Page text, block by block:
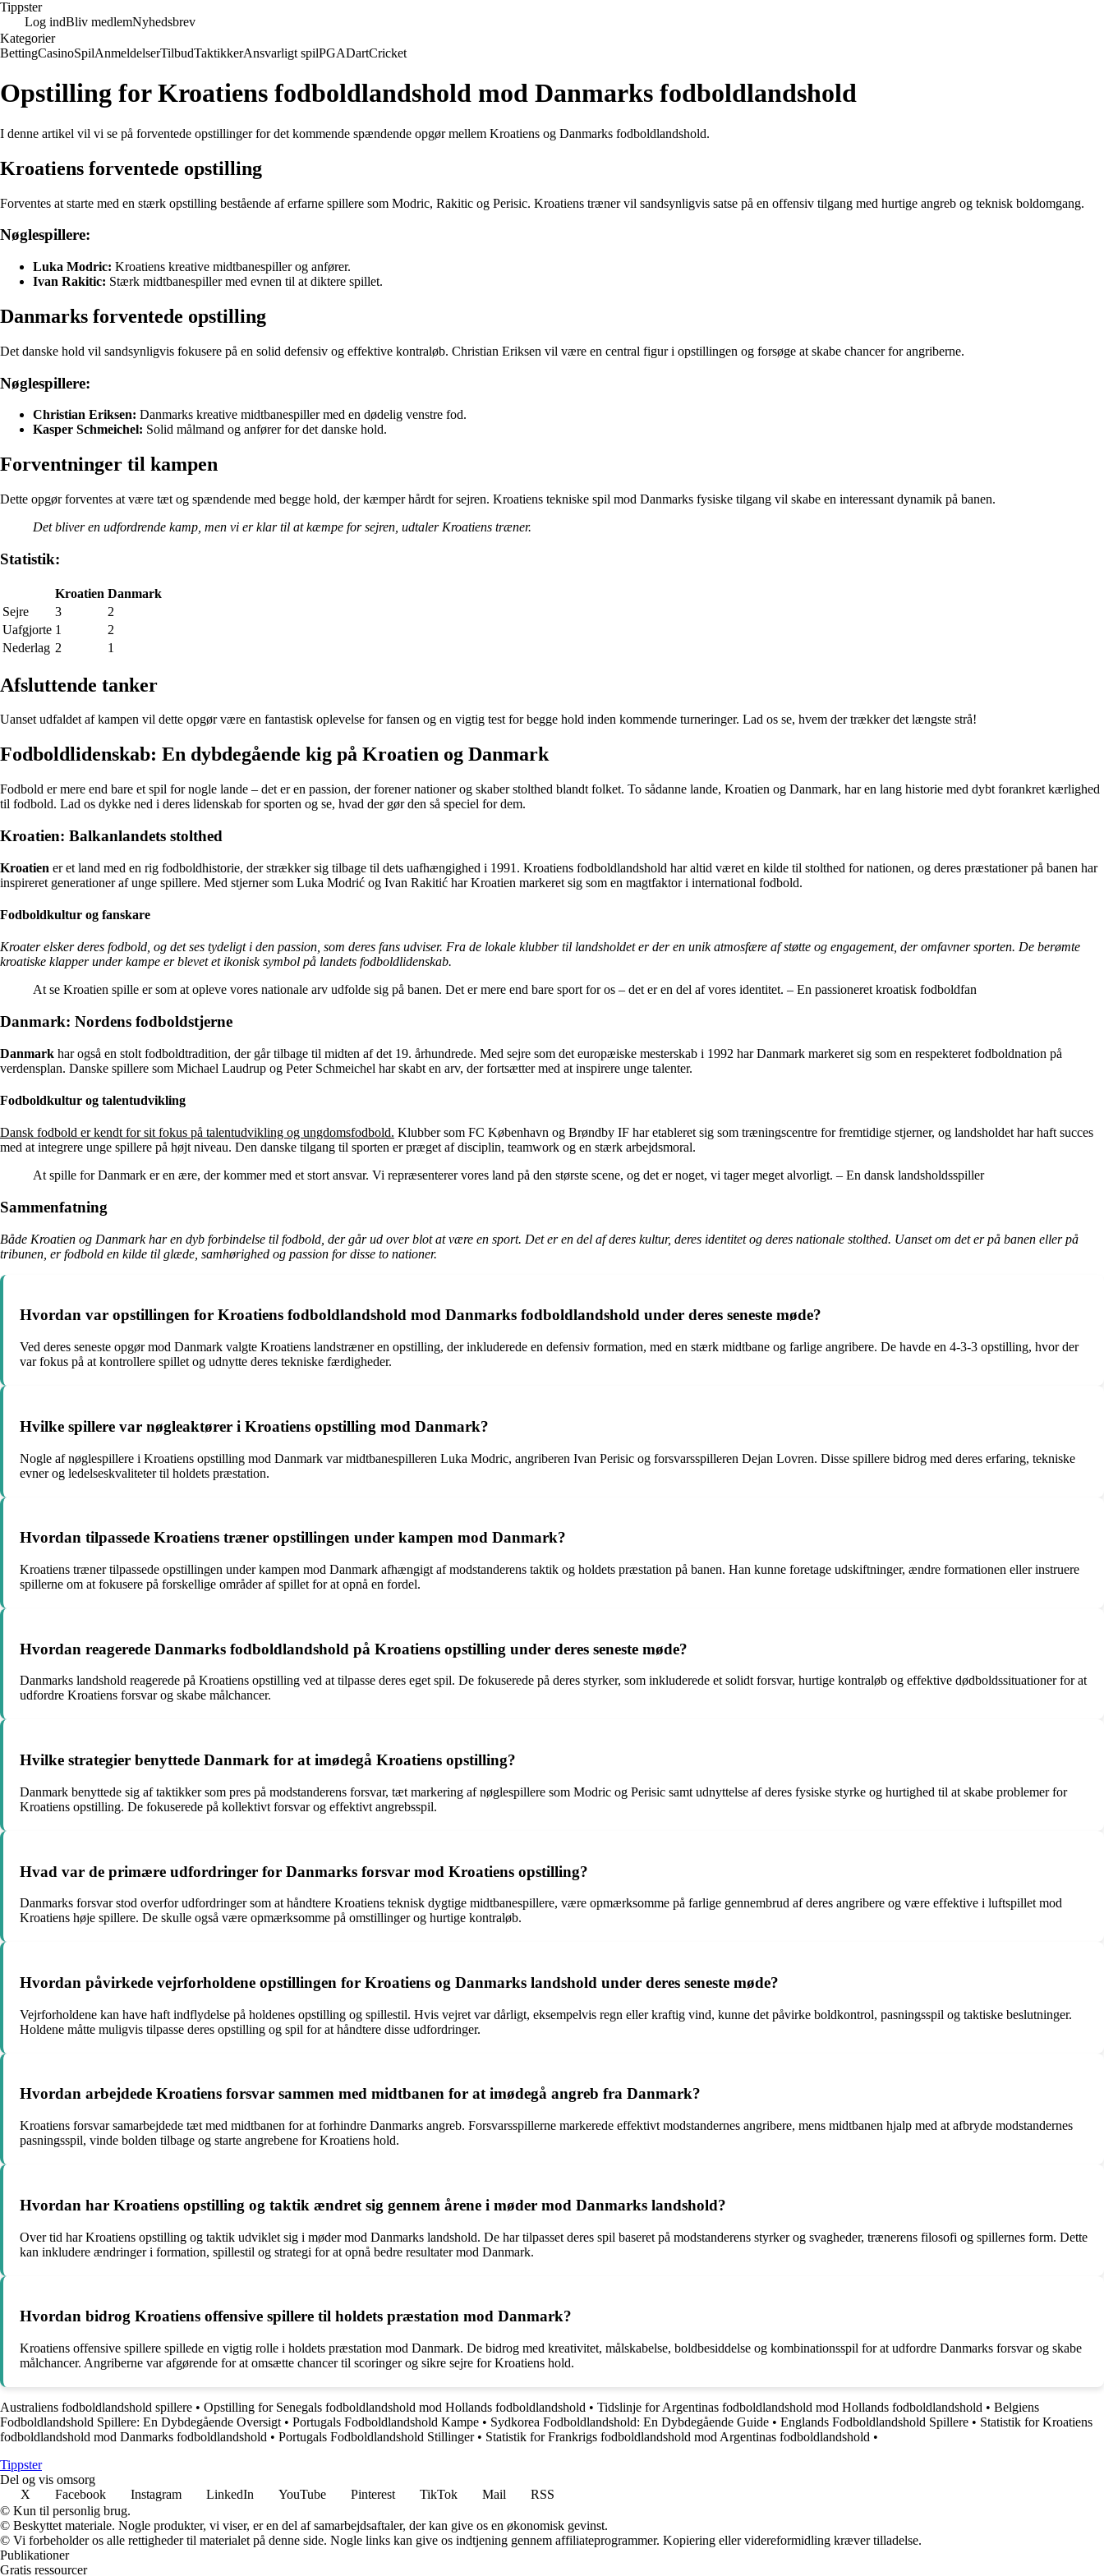
Tippster
Log indBliv medlemNyhedsbrev
Kategorier
BettingCasinoSpilAnmeldelserTilbudTaktikkerAnsvarligt spilPGADartCricket
Opstilling for Kroatiens fodboldlandshold mod Danmarks fodboldlandshold
I denne artikel vil vi se på forventede opstillinger for det kommende spændende opgør mellem Kroatiens og Danmarks fodboldlandshold.
Kroatiens forventede opstilling
Forventes at starte med en stærk opstilling bestående af erfarne spillere som Modric, Rakitic og Perisic. Kroatiens træner vil sandsynligvis satse på en offensiv tilgang med hurtige angreb og teknisk boldomgang.
Nøglespillere:
Luka Modric: Kroatiens kreative midtbanespiller og anfører.
Ivan Rakitic: Stærk midtbanespiller med evnen til at diktere spillet.
Danmarks forventede opstilling
Det danske hold vil sandsynligvis fokusere på en solid defensiv og effektive kontraløb. Christian Eriksen vil være en central figur i opstillingen og forsøge at skabe chancer for angriberne.
Nøglespillere:
Christian Eriksen: Danmarks kreative midtbanespiller med en dødelig venstre fod.
Kasper Schmeichel: Solid målmand og anfører for det danske hold.
Forventninger til kampen
Dette opgør forventes at være tæt og spændende med begge hold, der kæmper hårdt for sejren. Kroatiens tekniske spil mod Danmarks fysiske tilgang vil skabe en interessant dynamik på banen.
Det bliver en udfordrende kamp, men vi er klar til at kæmpe for sejren, udtaler Kroatiens træner.
Statistik:
Kroatien Danmark
Sejre
3
2
Uafgjorte 1
2
Nederlag 2 1
Afsluttende tanker
Uanset udfaldet af kampen vil dette opgør være en fantastisk oplevelse for fansen og en vigtig test for begge hold inden kommende turneringer. Lad os se, hvem der trækker det længste strå!
Fodboldlidenskab: En dybdegående kig på Kroatien og Danmark
Fodbold er mere end bare et spil for nogle lande – det er en passion, der forener nationer og skaber stolthed blandt folket. To sådanne lande, Kroatien og Danmark, har en lang historie med dybt forankret kærlighed
til fodbold. Lad os dykke ned i deres lidenskab for sporten og se, hvad der gør den så speciel for dem.
Kroatien: Balkanlandets stolthed
Kroatien er et land med en rig fodboldhistorie, der strækker sig tilbage til dets uafhængighed i 1991. Kroatiens fodboldlandshold har altid været en kilde til stolthed for nationen, og deres præstationer på banen har
inspireret generationer af unge spillere. Med stjerner som Luka Modrić og Ivan Rakitić har Kroatien markeret sig som en magtfaktor i international fodbold.
Fodboldkultur og fanskare
Kroater elsker deres fodbold, og det ses tydeligt i den passion, som deres fans udviser. Fra de lokale klubber til landsholdet er der en unik atmosfære af støtte og engagement, der omfavner sporten. De berømte
kroatiske klapper under kampe er blevet et ikonisk symbol på landets fodboldlidenskab.
At se Kroatien spille er som at opleve vores nationale arv udfolde sig på banen. Det er mere end bare sport for os – det er en del af vores identitet. – En passioneret kroatisk fodboldfan
Danmark: Nordens fodboldstjerne
Danmark har også en stolt fodboldtradition, der går tilbage til midten af det 19. århundrede. Med sejre som det europæiske mesterskab i 1992 har Danmark markeret sig som en respekteret fodboldnation på
verdensplan. Danske spillere som Michael Laudrup og Peter Schmeichel har skabt en arv, der fortsætter med at inspirere unge talenter.
Fodboldkultur og talentudvikling
Dansk fodbold er kendt for sit fokus på talentudvikling og ungdomsfodbold. Klubber som FC København og Brøndby IF har etableret sig som træningscentre for fremtidige stjerner, og landsholdet har haft succes
med at integrere unge spillere på højt niveau. Den danske tilgang til sporten er præget af disciplin, teamwork og en stærk arbejdsmoral.
At spille for Danmark er en ære, der kommer med et stort ansvar. Vi repræsenterer vores land på den største scene, og det er noget, vi tager meget alvorligt. – En dansk landsholdsspiller
Sammenfatning
Både Kroatien og Danmark har en dyb forbindelse til fodbold, der går ud over blot at være en sport. Det er en del af deres kultur, deres identitet og deres nationale stolthed. Uanset om det er på banen eller på
tribunen, er fodbold en kilde til glæde, samhørighed og passion for disse to nationer.
Hvordan var opstillingen for Kroatiens fodboldlandshold mod Danmarks fodboldlandshold under deres seneste møde?
Ved deres seneste opgør mod Danmark valgte Kroatiens landstræner en opstilling, der inkluderede en defensiv formation, med en stærk midtbane og farlige angribere. De havde en 4-3-3 opstilling, hvor der
var fokus på at kontrollere spillet og udnytte deres tekniske færdigheder.
Hvilke spillere var nøgleaktører i Kroatiens opstilling mod Danmark?
Nogle af nøglespillere i Kroatiens opstilling mod Danmark var midtbanespilleren Luka Modric, angriberen Ivan Perisic og forsvarsspilleren Dejan Lovren. Disse spillere bidrog med deres erfaring, tekniske
evner og ledelseskvaliteter til holdets præstation.
Hvordan tilpassede Kroatiens træner opstillingen under kampen mod Danmark?
Kroatiens træner tilpassede opstillingen under kampen mod Danmark afhængigt af modstanderens taktik og holdets præstation på banen. Han kunne foretage udskiftninger, ændre formationen eller instruere
spillerne om at fokusere på forskellige områder af spillet for at opnå en fordel.
Hvordan reagerede Danmarks fodboldlandshold på Kroatiens opstilling under deres seneste møde?
Danmarks landshold reagerede på Kroatiens opstilling ved at tilpasse deres eget spil. De fokuserede på deres styrker, som inkluderede et solidt forsvar, hurtige kontraløb og effektive dødboldssituationer for at
udfordre Kroatiens forsvar og skabe målchancer.
Hvilke strategier benyttede Danmark for at imødegå Kroatiens opstilling?
Danmark benyttede sig af taktikker som pres på modstanderens forsvar, tæt markering af nøglespillere som Modric og Perisic samt udnyttelse af deres fysiske styrke og hurtighed til at skabe problemer for
Kroatiens opstilling. De fokuserede på kollektivt forsvar og effektivt angrebsspil.
Hvad var de primære udfordringer for Danmarks forsvar mod Kroatiens opstilling?
Danmarks forsvar stod overfor udfordringer som at håndtere Kroatiens teknisk dygtige midtbanespillere, være opmærksomme på farlige gennembrud af deres angribere og være effektive i luftspillet mod
Kroatiens høje spillere. De skulle også være opmærksomme på omstillinger og hurtige kontraløb.
Hvordan påvirkede vejrforholdene opstillingen for Kroatiens og Danmarks landshold under deres seneste møde?
Vejrforholdene kan have haft indflydelse på holdenes opstilling og spillestil. Hvis vejret var dårligt, eksempelvis regn eller kraftig vind, kunne det påvirke boldkontrol, pasningsspil og taktiske beslutninger.
Holdene måtte muligvis tilpasse deres opstilling og spil for at håndtere disse udfordringer.
Hvordan arbejdede Kroatiens forsvar sammen med midtbanen for at imødegå angreb fra Danmark?
Kroatiens forsvar samarbejdede tæt med midtbanen for at forhindre Danmarks angreb. Forsvarsspillerne markerede effektivt modstandernes angribere, mens midtbanen hjalp med at afbryde modstandernes
pasningsspil, vinde bolden tilbage og starte angrebene for Kroatiens hold.
Hvordan har Kroatiens opstilling og taktik ændret sig gennem årene i møder mod Danmarks landshold?
Over tid har Kroatiens opstilling og taktik udviklet sig i møder mod Danmarks landshold. De har tilpasset deres spil baseret på modstanderens styrker og svagheder, trænerens filosofi og spillernes form. Dette
kan inkludere ændringer i formation, spillestil og strategi for at opnå bedre resultater mod Danmark.
Hvordan bidrog Kroatiens offensive spillere til holdets præstation mod Danmark?
Kroatiens offensive spillere spillede en vigtig rolle i holdets præstation mod Danmark. De bidrog med kreativitet, målskabelse, boldbesiddelse og kombinationsspil for at udfordre Danmarks forsvar og skabe
målchancer. Angriberne var afgørende for at omsætte chancer til scoringer og sikre sejre for Kroatiens hold.
Australiens fodboldlandshold spillere • Opstilling for Senegals fodboldlandshold mod Hollands fodboldlandshold • Tidslinje for Argentinas fodboldlandshold mod Hollands fodboldlandshold • Belgiens
Fodboldlandshold Spillere: En Dybdegående Oversigt • Portugals Fodboldlandshold Kampe • Sydkorea Fodboldlandshold: En Dybdegående Guide • Englands Fodboldlandshold Spillere • Statistik for Kroatiens
fodboldlandshold mod Danmarks fodboldlandshold • Portugals Fodboldlandshold Stillinger• Statistik for Frankrigs fodboldlandshold mod Argentinas fodboldlandshold •
Tippster
Del og vis omsorg
X
Facebook Instagram LinkedIn YouTube Pinterest TikTok Mail
RSS
© Kun til personlig brug.
© Beskyttet materiale. Nogle produkter, vi viser, er en del af samarbejdsaftaler, der kan give os en økonomisk gevinst.
© Vi forbeholder os alle rettigheder til materialet på denne side. Nogle links kan give os indtjening gennem affiliateprogrammer. Kopiering eller videreformidling kræver tilladelse.
Publikationer
Gratis ressourcer